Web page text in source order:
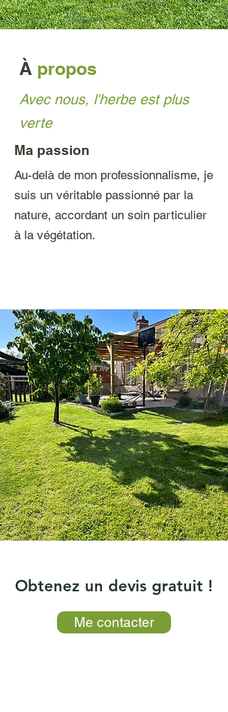
À propos
Avec nous, l'herbe est plus
verte
Ma passion
Au-delà de mon professionnalisme, je
suis un véritable passionné par la
nature, accordant un soin particulier
à la végétation.
Obtenez un devis gratuit !
Me contacter